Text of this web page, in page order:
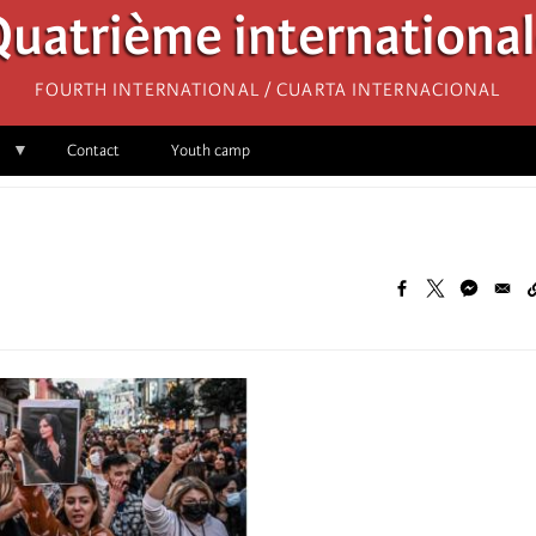
Fourth International / Cuarta Internacional
Contact Youth camp